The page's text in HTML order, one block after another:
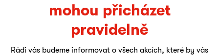
mohou přicházet
pravidelně
Rádi vás budeme informovat o všech akcích, které by vás